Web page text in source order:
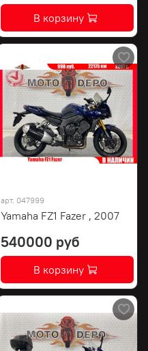
В корзину
арт. 047999
Yamaha FZ1 Fazer , 2007
540000 руб
В корзину